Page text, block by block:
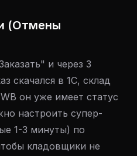
(Отмены
и через 3
скачался в 1С, склад
он уже имеет статус
настроить супер-
1-3 минуты) по
кладовщики не